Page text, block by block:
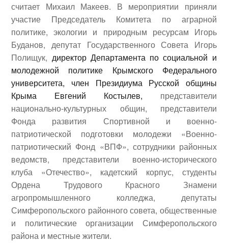
считает Михаил Макеев. В мероприятии приняли
участие Председатель Комитета по аграрной
политике, экологии и природным ресурсам Игорь
Буданов, депутат Государственного Совета Игорь
Полищук, директор Департамента по социальной и
молодежной политике Крымского Федерального
университета, член Президиума Русской общины
Крыма Евгений Костылев, представители
национально-культурных общин, представители
Фонда развития Спортивной и военно-
патриотической подготовки молодежи «Военно-
патриотический Фонд «ВПФ», сотрудники районных
ведомств, представители военно-исторического
клуба «Отечество», кадетский корпус, студенты
Ордена Трудового Красного Знамени
агропромышленного колледжа, депутаты
Симферопольского районного совета, общественные
и политические организации Симферопольского
района и местные жители.